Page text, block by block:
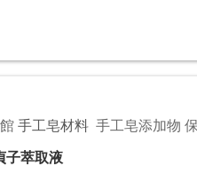
館 手工皂材料 手工皂添加物
子萃取液